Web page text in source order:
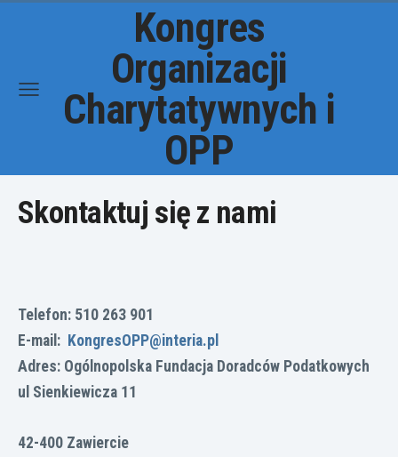
Kongres
Organizacji
Charytatywnych i
OPP
Skontaktuj się z nami
Telefon: 510 263 901
E-mail: KongresOPP@interia.pl
Adres: Ogólnopolska Fundacja Doradców Podatkowych
ul Sienkiewicza 11
42-400 Zawiercie